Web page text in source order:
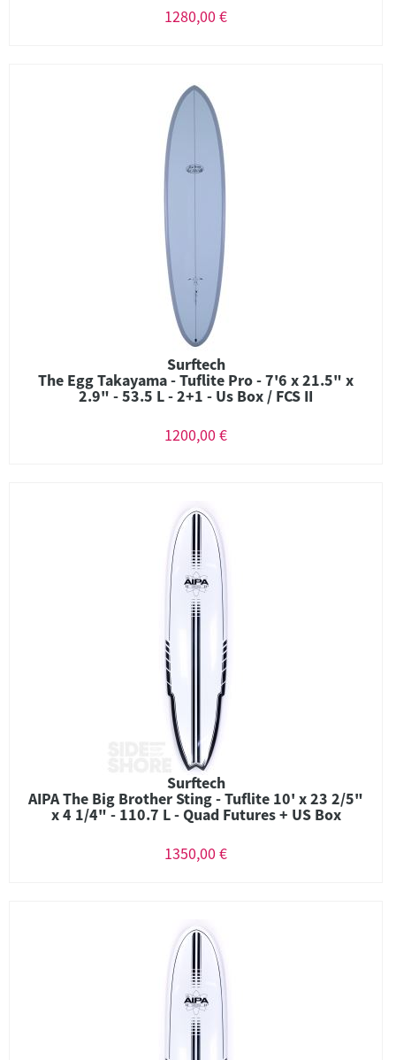
1280,00 €
Surftech
The Egg Takayama - Tuflite Pro - 7'6 x 21.5" x
2.9" - 53.5 L - 2+1 - Us Box / FCS II
1200,00 €
Surftech
AIPA The Big Brother Sting - Tuflite 10' x 23 2/5"
x 4 1/4" - 110.7 L - Quad Futures + US Box
1350,00 €